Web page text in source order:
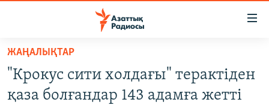
Skip
main
content
ЖАҢАЛЫҚТАР
САЯСАТ
ЖАҢАЛЫҚТАР
"Крокус сити холдағы" терактіден
қаза болғандар 143 адамға жетті